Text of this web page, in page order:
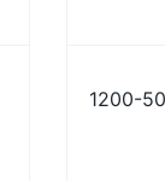
1200-